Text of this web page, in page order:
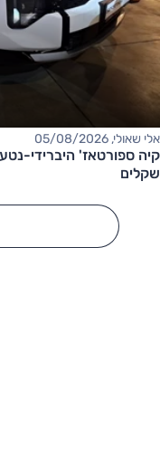
אלי שאולי, 05/08/2026
שקלים